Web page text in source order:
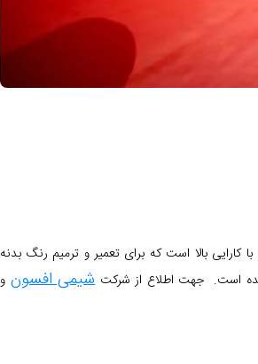
بالا است که برای تعمیر و ترمیم رنگ بدنه
شده است. جهت اطلاع از شرکتشیمی افسون و